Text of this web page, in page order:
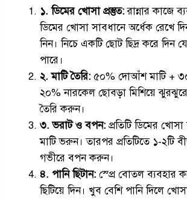
১. ডিমের খোসা প্রস্তুত:রান্নার কাজে
ডিমের খোসা সাবধানে অর্ধেক রেখে
নিন। নিচে একটি ছোট ছিদ্র করে দিন
পারে।
২. মাটি তৈরি: ৫০% দোআঁশ মাটি +
২০% নারকেল ছোবড়া মিশিয়ে ঝুরঝুরে
তৈরি করুন।
৩. ভরাট ও বপন: প্রতিটি ডিমের
মাটি ভরুন। তারপর প্রতিটিতে ১-২টি
গভীরে বপন করুন।
৪. পানি ছিটান: স্প্রে বোতল ব্যবহার
ছিটিয়ে দিন। খুব বেশি পানি দিলে